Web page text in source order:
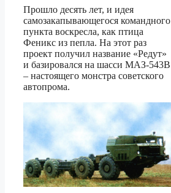
Прошло десять лет, и идея
самозакапывающегося командного
пункта воскресла, как птица
Феникс из пепла. На этот раз
проект получил название «Редут»
и базировался на шасси МАЗ-543В
– настоящего монстра советского
автопрома.